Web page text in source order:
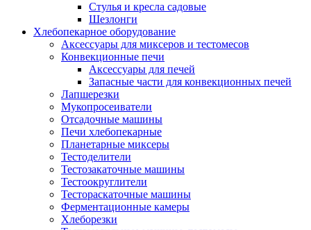
Стулья и кресла садовые
Шезлонги
Хлебопекарное оборудование
Аксессуары для миксеров и тестомесов
Конвекционные печи
Аксессуары для печей
Запасные части для конвекционных печей
Лапшерезки
Мукопросеиватели
Отсадочные машины
Печи хлебопекарные
Планетарные миксеры
Тестоделители
Тестозакаточные машины
Тестоокруглители
Тестораскаточные машины
Ферментационные камеры
Хлеборезки